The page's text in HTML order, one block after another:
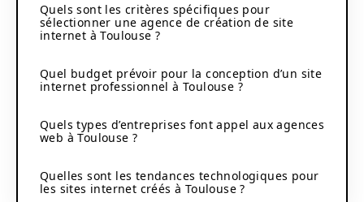
Quels sont les critères spécifiques pour
sélectionner une agence de création de site
internet à Toulouse ?
Quel budget prévoir pour la conception d’un site
internet professionnel à Toulouse ?
Quels types d’entreprises font appel aux agences
web à Toulouse ?
Quelles sont les tendances technologiques pour
les sites internet créés à Toulouse ?